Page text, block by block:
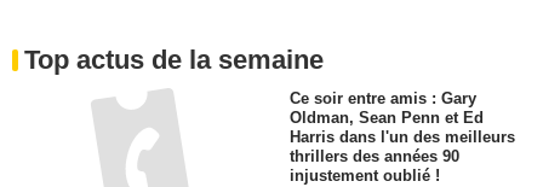
Top actus de la semaine
Ce soir entre amis : Gary
Oldman, Sean Penn et Ed
Harris dans l'un des meilleurs
thrillers des années 90
injustement oublié !